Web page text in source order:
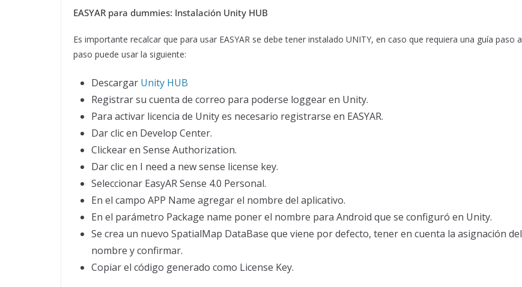
EASYAR para dummies: Instalación Unity HUB
Es importante recalcar que para usar EASYAR se debe tener instalado UNITY, en caso que requiera una guía paso a
paso puede usar la siguiente:
Descargar Unity HUB
Registrar su cuenta de correo para poderse loggear en Unity.
Para activar licencia de Unity es necesario registrarse en EASYAR.
Dar clic en Develop Center.
Clickear en Sense Authorization.
Dar clic en I need a new sense license key.
Seleccionar EasyAR Sense 4.0 Personal.
En el campo APP Name agregar el nombre del aplicativo.
En el parámetro Package name poner el nombre para Android que se configuró en Unity.
Se crea un nuevo SpatialMap DataBase que viene por defecto, tener en cuenta la asignación del
nombre y confirmar.
Copiar el código generado como License Key.